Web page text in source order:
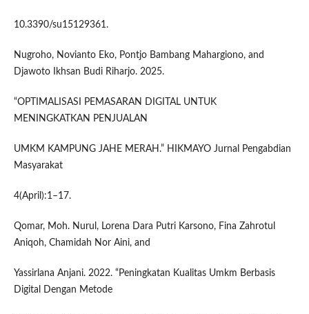
10.3390/su15129361.
Nugroho, Novianto Eko, Pontjo Bambang Mahargiono, and
Djawoto Ikhsan Budi Riharjo. 2025.
“OPTIMALISASI PEMASARAN DIGITAL UNTUK
MENINGKATKAN PENJUALAN
UMKM KAMPUNG JAHE MERAH.” HIKMAYO Jurnal Pengabdian
Masyarakat
4(April):1–17.
Qomar, Moh. Nurul, Lorena Dara Putri Karsono, Fina Zahrotul
Aniqoh, Chamidah Nor Aini, and
Yassirlana Anjani. 2022. “Peningkatan Kualitas Umkm Berbasis
Digital Dengan Metode